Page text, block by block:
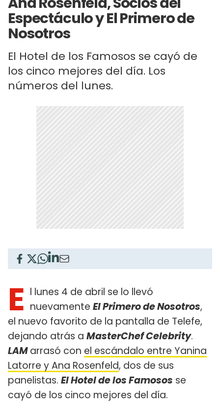
Espectáculo y El Primero de
Nosotros
El Hotel de los Famosos se cayó de
los cinco mejores del día. Los
números del lunes.
E l lunes 4 de abril se lo llevó
nuevamente El Primero de Nosotros,
el nuevo favorito de la pantalla de Telefe,
dejando atrás a MasterChef Celebrity.
LAMarrasó con el escándalo entre Yanina
Latorre y Ana Rosenfeld, dos de sus
panelistas. El Hotel de los Famosos se
cayó de los cinco mejores del día.